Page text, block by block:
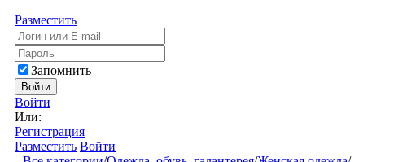
Разместить
Запомнить
Войти
Войти
Или:
Регистрация
Разместить Войти